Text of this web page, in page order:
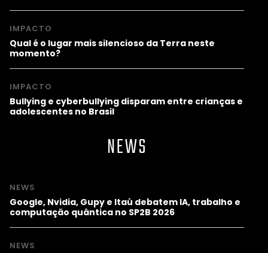
IMPACTO
Qual é o lugar mais silencioso da Terra neste
momento?
IMPACTO
Bullying e cyberbullying disparam entre crianças e
adolescentes no Brasil
NEWS
NEWS
Google, Nvidia, Gupy e Itaú debatem IA, trabalho e
computação quântica no SP2B 2026
NEWS